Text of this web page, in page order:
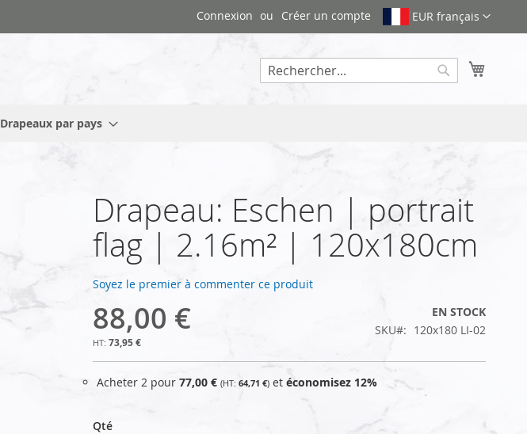
EUR français
Connexion Créer un compte
Drapeaux par pays
Drapeau: Eschen | portrait
flag | 2.16m² | 120x180cm
Soyez le premier à commenter ce produit
88,00 €
73,95 €
EN STOCK
SKU
120x180 LI-02
Acheter 2 pour 77,00 € 64,71 € et économisez 12%
Qté